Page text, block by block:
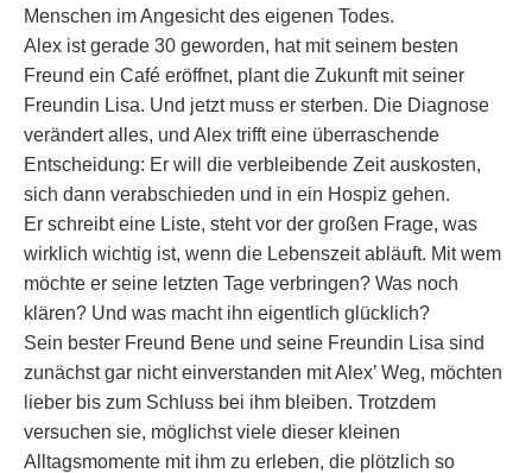
Menschen im Angesicht des eigenen Todes.
Alex ist gerade 30 geworden, hat mit seinem besten
Freund ein Café eröffnet, plant die Zukunft mit seiner
Freundin Lisa. Und jetzt muss er sterben. Die Diagnose
verändert alles, und Alex trifft eine überraschende
Entscheidung: Er will die verbleibende Zeit auskosten,
sich dann verabschieden und in ein Hospiz gehen.
Er schreibt eine Liste, steht vor der großen Frage, was
wirklich wichtig ist, wenn die Lebenszeit abläuft. Mit wem
möchte er seine letzten Tage verbringen? Was noch
klären? Und was macht ihn eigentlich glücklich?
Sein bester Freund Bene und seine Freundin Lisa sind
zunächst gar nicht einverstanden mit Alex’ Weg, möchten
lieber bis zum Schluss bei ihm bleiben. Trotzdem
versuchen sie, möglichst viele dieser kleinen
Alltagsmomente mit ihm zu erleben, die plötzlich so